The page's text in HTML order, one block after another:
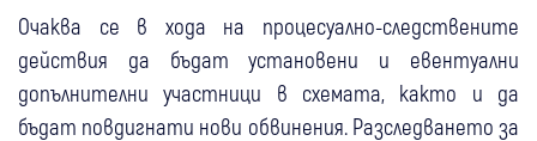
Очаква се в хода на процесуално-следствените
действия да бъдат установени и евентуални
допълнителни участници в схемата, както и да
бъдат повдигнати нови обвинения. Разследването за